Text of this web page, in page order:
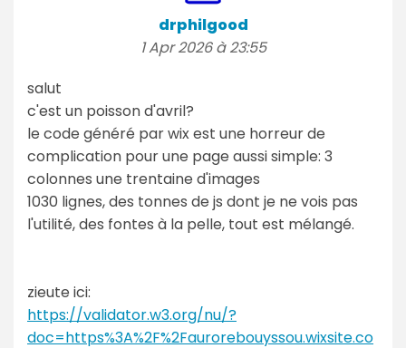
drphilgood
1 Apr 2026 à 23:55
salut
c'est un poisson d'avril?
le code généré par wix est une horreur de
complication pour une page aussi simple: 3
colonnes une trentaine d'images
1030 lignes, des tonnes de js dont je ne vois pas
l'utilité, des fontes à la pelle, tout est mélangé.
zieute ici:
https://validator.w3.org/nu/?
doc=https%3A%2F%2Faurorebouyssou.wixsite.co